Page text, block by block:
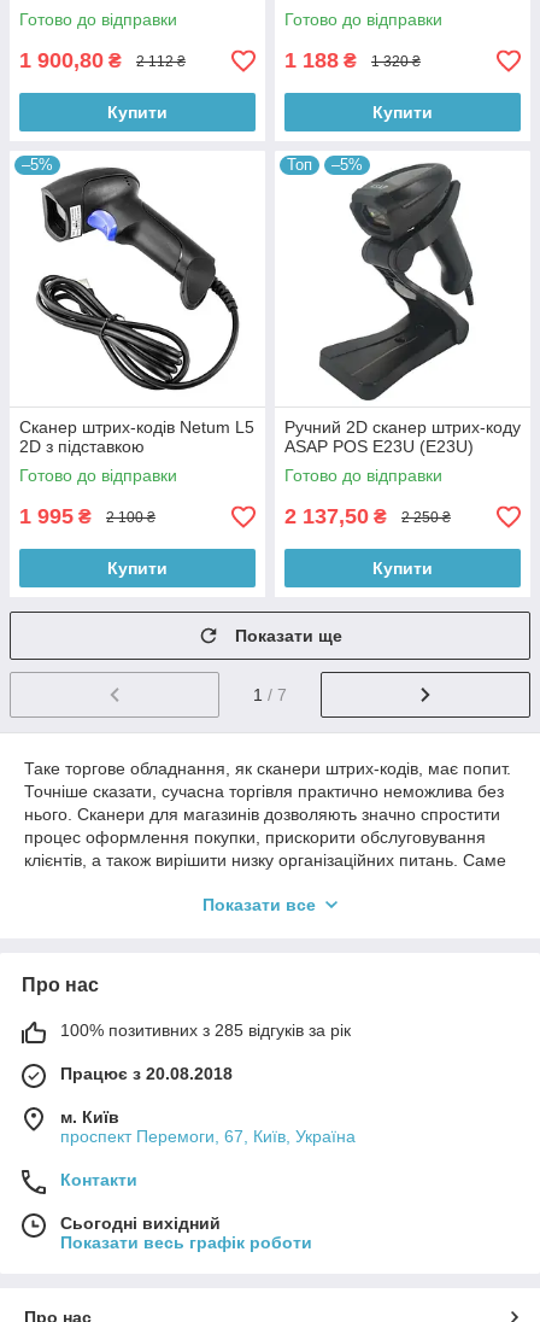
Готово до відправки
1 900,80 ₴ 2 112 ₴
Купити
Готово до відправки
1 188 ₴ 1 320 ₴
Купити
–5%
Сканер штрих-кодів Netum L5
2D з підставкою
Готово до відправки
1 995 ₴ 2 100 ₴
Купити
Топ –5%
Ручний 2D сканер штрих-коду
ASAP POS E23U (E23U)
Готово до відправки
2 137,50 ₴ 2 250 ₴
Купити
Показати ще
1 / 7
Таке торгове обладнання, як сканери штрих-кодів, має попит.
Точніше сказати, сучасна торгівля практично неможлива без
нього. Сканери для магазинів дозволяють значно спростити
процес оформлення покупки, прискорити обслуговування
клієнтів, а також вирішити низку організаційних питань. Саме
зібрали в даному розділі. Ви знайдете дротові та бездротові
(складський, для торгового залу тощо).
Види обладнання для зчитування
штрих-кодів
На цей час у розділі зібрані наступні моделі торгового
провідні;
Показати все
Про нас
100% позитивних з 285 відгуків за рік
Працює з 20.08.2018
м. Київ
проспект Перемоги, 67, Київ, Україна
Контакти
Сьогодні вихідний
Показати весь графік роботи
Про нас